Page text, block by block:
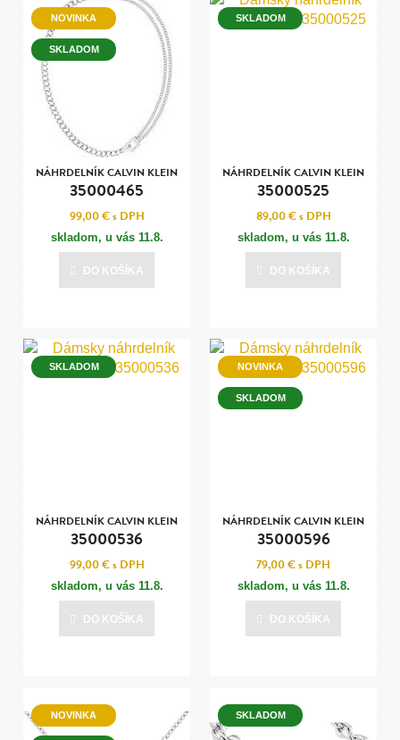
NOVINKA
SKLADOM
NÁHRDELNÍK CALVIN KLEIN
35000465
99,00 €s DPH
skladom, u vás 11.8.
DO KOŠÍKA
SKLADOM
NÁHRDELNÍK CALVIN KLEIN
35000525
89,00 €s DPH
skladom, u vás 11.8.
DO KOŠÍKA
SKLADOM
NÁHRDELNÍK CALVIN KLEIN
35000536
99,00 €s DPH
skladom, u vás 11.8.
DO KOŠÍKA
NOVINKA
SKLADOM
NÁHRDELNÍK CALVIN KLEIN
35000596
79,00 €s DPH
skladom, u vás 11.8.
DO KOŠÍKA
NOVINKA SKLADOM